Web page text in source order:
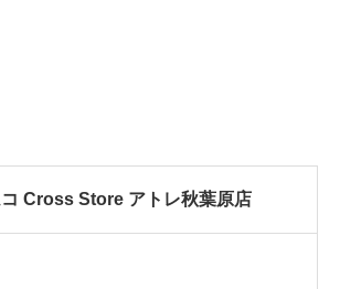
Cross Store アトレ秋葉原店